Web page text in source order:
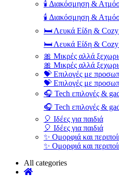
🕯️ Διακόσμηση &
🕯️ Διακόσμηση &
🛏️ Λευκά Είδη & Cozy
🛏️ Λευκά Είδη & Cozy
🎀 Μικρές αλλά
🎀 Μικρές αλλά
💝 Επιλογές με
💝 Επιλογές με
🎧 Tech επιλογές &
🎧 Tech επιλογές &
🎈 Ιδέες για παιδιά
🎈 Ιδέες για παιδιά
✨ Ομορφιά και
✨ Ομορφιά και
All categories